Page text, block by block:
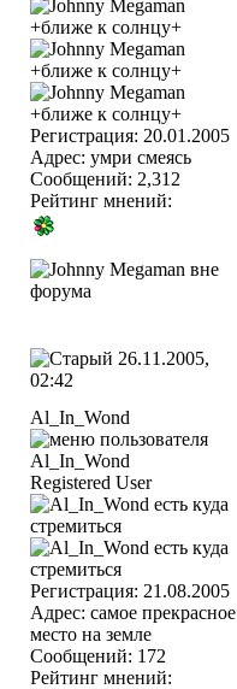
Регистрация: 20.01.2005
Адрес: умри смеясь
Сообщений: 2,312
Рейтинг мнений:
26.11.2005,
02:42
Al_In_Wond
Registered User
Регистрация: 21.08.2005
Адрес: самое прекрасное
место на земле
Сообщений: 172
Рейтинг мнений: